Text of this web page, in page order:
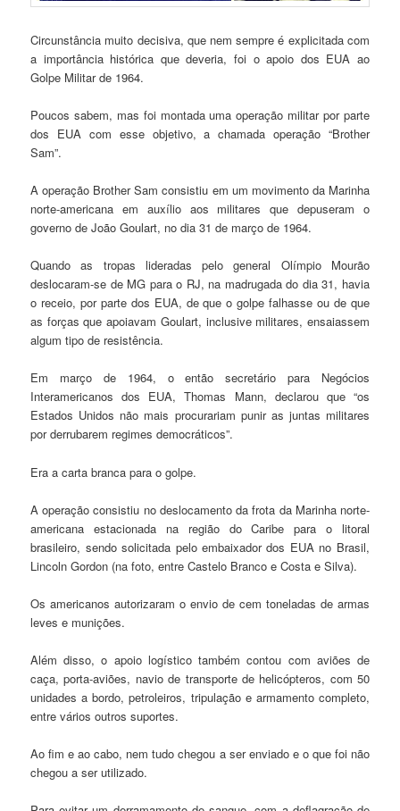
Circunstância muito decisiva, que nem sempre é explicitada com
a importância histórica que deveria, foi o apoio dos EUA ao
Golpe Militar de 1964.
Poucos sabem, mas foi montada uma operação militar por parte
dos EUA com esse objetivo, a chamada operação “Brother
Sam”.
A operação Brother Sam consistiu em um movimento da Marinha
norte-americana em auxílio aos militares que depuseram o
governo de João Goulart, no dia 31 de março de 1964.
Quando as tropas lideradas pelo general Olímpio Mourão
deslocaram-se de MG para o RJ, na madrugada do dia 31, havia
o receio, por parte dos EUA, de que o golpe falhasse ou de que
as forças que apoiavam Goulart, inclusive militares, ensaiassem
algum tipo de resistência.
Em março de 1964, o então secretário para Negócios
Interamericanos dos EUA, Thomas Mann, declarou que “os
Estados Unidos não mais procurariam punir as juntas militares
por derrubarem regimes democráticos”.
Era a carta branca para o golpe.
A operação consistiu no deslocamento da frota da Marinha norte-
americana estacionada na região do Caribe para o litoral
brasileiro, sendo solicitada pelo embaixador dos EUA no Brasil,
Lincoln Gordon (na foto, entre Castelo Branco e Costa e Silva).
Os americanos autorizaram o envio de cem toneladas de armas
leves e munições.
Além disso, o apoio logístico também contou com aviões de
caça, porta-aviões, navio de transporte de helicópteros, com 50
unidades a bordo, petroleiros, tripulação e armamento completo,
entre vários outros suportes.
Ao fim e ao cabo, nem tudo chegou a ser enviado e o que foi não
chegou a ser utilizado.